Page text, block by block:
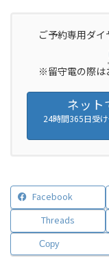
ご予約専用ダ
※留守電の際は
ネット
24時間365日受
Facebook
Threads
Copy